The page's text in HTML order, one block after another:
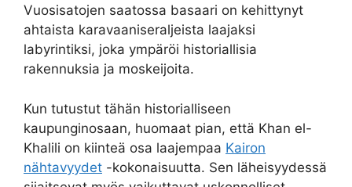
Vuosisatojen saatossa basaari on kehittynyt
ahtaista karavaaniseraljeista laajaksi
labyrintiksi, joka ympäröi historiallisia
rakennuksia ja moskeijoita.
Kun tutustut tähän historialliseen
kaupunginosaan, huomaat pian, että Khan el-
Khalili on kiinteä osa laajempaa Kairon
nähtavyydet -kokonaisuutta. Sen läheisyydessä